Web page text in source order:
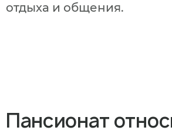
отдыха и общения.
Пансионат